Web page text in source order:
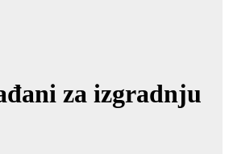
za izgradnju